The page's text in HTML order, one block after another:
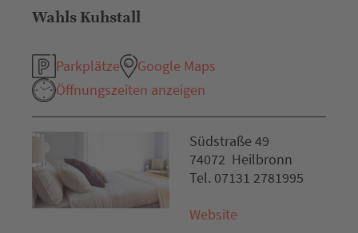
Wahls Kuhstall
Parkplätze
Google Maps
Öffnungszeiten anzeigen
Südstraße 49
74072 Heilbronn
Tel. 07131 2781995
Website